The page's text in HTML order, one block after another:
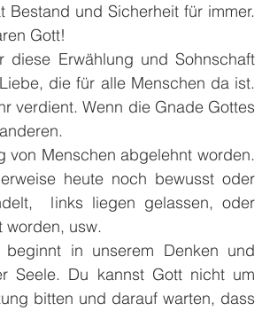
und Sicherheit für immer.
Gott!
Erwählung und Sohnschaft
die für alle Menschen da ist.
verdient. Wenn die Gnade Gottes
von Menschen abgelehnt worden.
heute noch bewusst oder
links liegen gelassen, oder
worden, usw.
in unserem Denken und
Seele. Du kannst Gott nicht um
bitten und darauf warten, dass